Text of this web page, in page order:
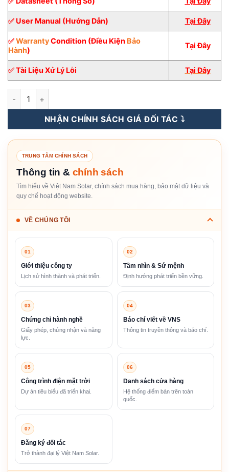
✅ User Manual (Hướng Dẫn) Tại Đây
✅WarrantyCondition (Điều Kiện Bảo
Hành)
TạiĐây
✅ Tài Liệu Xử Lý Lỗi Tại Đây
Inverter Hybrid Goodwe 6KW 1 pha [Giá Sỉ] số lượng
NHẬN CHÍNH SÁCH GIÁ ĐỐI TÁC ⤵️
TRUNG TÂM CHÍNH SÁCH
Thông tin & chính sách
Tìm hiểu về Việt Nam Solar, chính sách mua hàng, bảo mật dữ liệu và
quy chế hoạt động website.
VỀ CHÚNG TÔI
01
Giới thiệu công ty
Lịch sử hình thành và phát triển.
02
Tầm nhìn & Sứ mệnh
Định hướng phát triển bền vững.
03
Chứng chỉ hành nghề
Giấy phép, chứng nhận và năng
lực.
04
Báo chí viết về VNS
Thông tin truyền thông và báo chí.
05
Công trình điện mặt trời
Dự án tiêu biểu đã triển khai.
06
Danh sách cửa hàng
Hệ thống điểm bán trên toàn
quốc.
07
Đăng ký đối tác
Trở thành đại lý Việt Nam Solar.